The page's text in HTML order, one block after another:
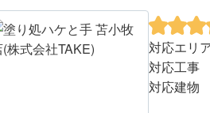
対応エリ
対応工事
対応建物